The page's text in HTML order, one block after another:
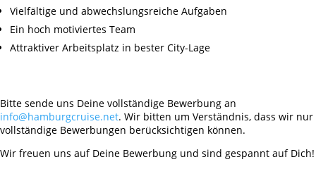
Vielfältige und abwechslungsreiche Aufgaben
Ein hoch motiviertes Team
Attraktiver Arbeitsplatz in bester City-Lage
Bitte sende uns Deine vollständige Bewerbung an
info@hamburgcruise.net. Wir bitten um Verständnis, dass wir nur
vollständige Bewerbungen berücksichtigen können.
Wir freuen uns auf Deine Bewerbung und sind gespannt auf Dich!